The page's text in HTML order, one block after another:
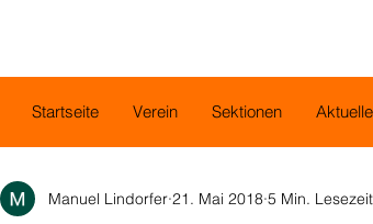
Startseite Verein Sektionen
Manuel Lindorfer 21. Mai 2018 5 Min. Lesezeit